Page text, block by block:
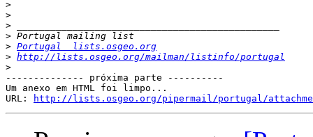
>
>
>
>
> Portugal  lists.osgeo.org
> http://lists.osgeo.org/mailman/listinfo/portugal
>
-------------- próxima parte ----------
Um anexo em HTML foi limpo...
URL:
http://lists.osgeo.org/pipermail/portugal/